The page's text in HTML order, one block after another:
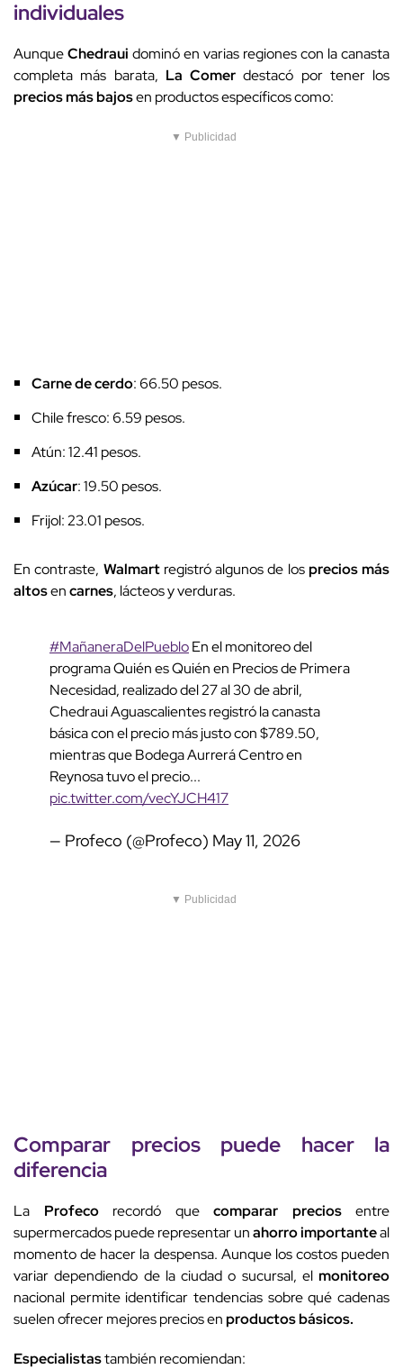
individuales
AunqueChedraui dominó en varias regiones con la canasta
completa más barata, La Comer destacó por tener los
precios más bajosen productos específicos como:
▼ Publicidad
Carne de cerdo: 66.50 pesos.
Chile fresco: 6.59 pesos.
Atún: 12.41 pesos.
Azúcar: 19.50 pesos.
Frijol: 23.01 pesos.
En contraste, Walmartregistró algunos de losprecios más
altosencarnes, lácteos y verduras.
#MañaneraDelPuebloEn el monitoreo del
programa Quién es Quién en Precios de Primera
Necesidad, realizado del 27 al 30 de abril,
Chedraui Aguascalientes registró la canasta
básica con el precio más justo con $789.50,
mientras que Bodega Aurrerá Centro en
Reynosa tuvo el precio...
pic.twitter.com/vecYJCH417
— Profeco (@Profeco) May 11, 2026
▼ Publicidad
Comparar preciospuede hacer la
diferencia
La Profecorecordó que comparar preciosentre
supermercados puede representar unahorro importanteal
momento de hacer la despensa. Aunque los costos pueden
variar dependiendo de la ciudad o sucursal, el monitoreo
nacional permite identificar tendencias sobre qué cadenas
suelen ofrecer mejores precios enproductos básicos.
Especialistastambién recomiendan: